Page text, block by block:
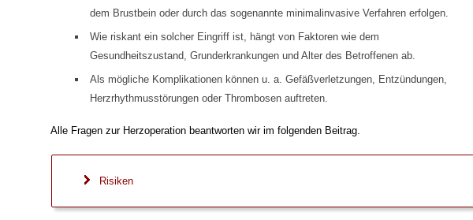
dem Brustbein oder durch das sogenannte minimalinvasive Verfahren erfolgen.
Wie riskant ein solcher Eingriff ist, hängt von Faktoren wie dem
Gesundheitszustand, Grunderkrankungen und Alter des Betroffenen ab.
Als mögliche Komplikationen können u. a. Gefäßverletzungen, Entzündungen,
Herzrhythmusstörungen oder Thrombosen auftreten.
Alle Fragen zur Herzoperation beantworten wir im folgenden Beitrag.
Risiken